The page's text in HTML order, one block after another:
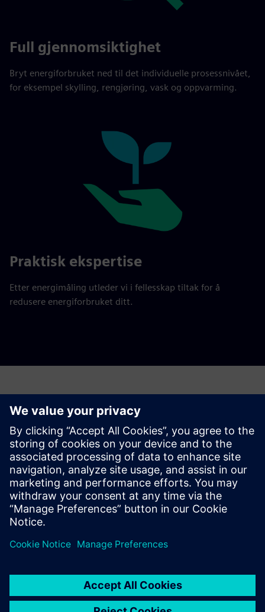
Full gjennomsiktighet
Bryt energiforbruket ned til det individuelle prosessnivået,
for eksempel skylling, rengjøring, vask og oppvarming.
Praktisk ekspertise
Etter energimåling utleder vi i fellesskap tiltak for å
redusere energiforbruket ditt.
Har noen spørsmål?
La oss prate. Ta kontakt, så hjelper vi deg med å finne
ut det beste stedet å starte.
Contact us